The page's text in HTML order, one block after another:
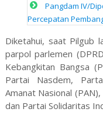
Pangdam IV/
Percepatan
Diketahui, saat Pilgub
parpol parlemen
Kebangkitan Bangsa
Partai Nasdem,
Amanat Nasional
dan Partai Solidaritas